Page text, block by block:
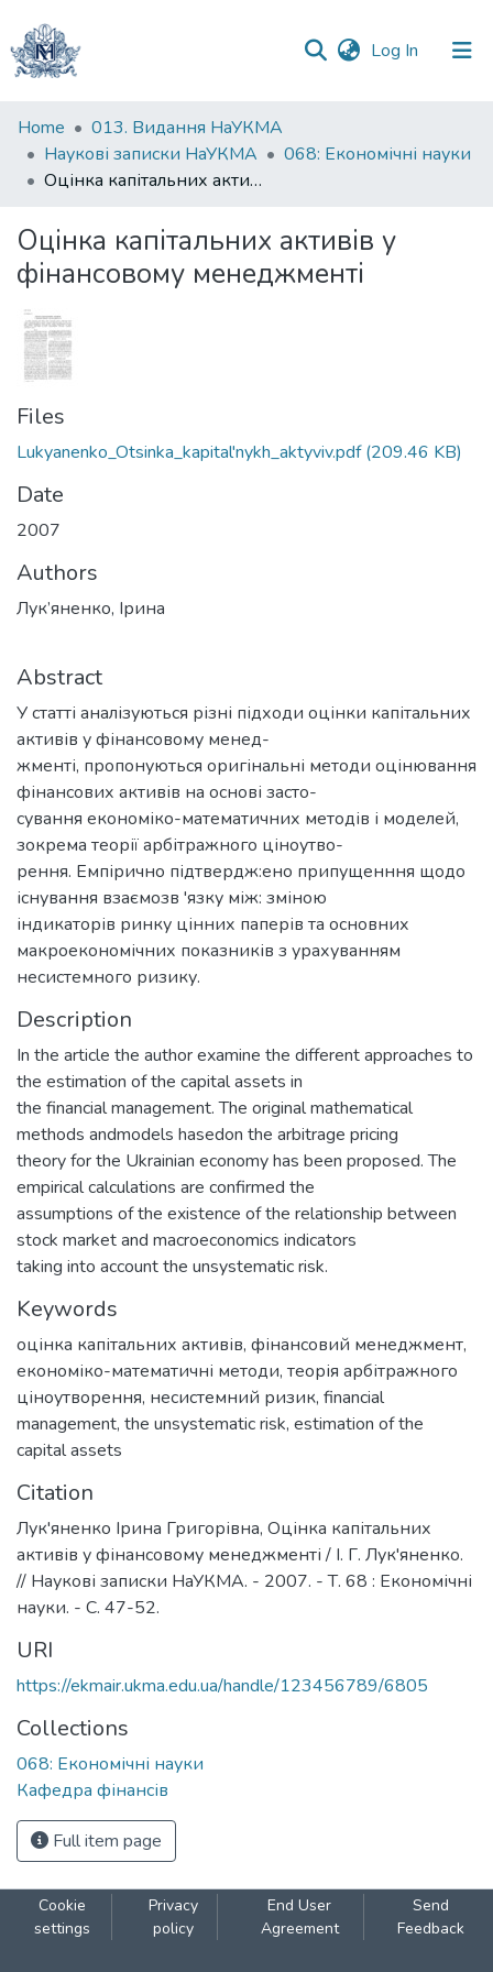
Log In (current)
Communities
&
Collections
Statistics
Home
013. Видання НаУКМА
Наукові записки НаУКМА
068: Економічні науки
Оцінка капітальних активів у фінансовому менеджменті
Оцінка капітальних активів у
фінансовому менеджменті
Files
Lukyanenko_Otsinka_kapital'nykh_aktyviv.pdf(209.46 KB)
Date
2007
Authors
Лук’яненко, Ірина
Abstract
У статті аналізуються різні підходи оцінки капітальних
активів у фінансовому менед-
жменті, пропонуються оригінальні методи оцінювання
фінансових активів на основі засто-
сування економіко-математичних методів і моделей,
зокрема теорії арбітражного ціноутво-
рення. Емпірично підтвердж:ено припущенння щодо
існування взаємозв 'язку між: зміною
індикаторів ринку цінних паперів та основних
макроекономічних показників з урахуванням
несистемного ризику.
Description
In the article the author examine the different approaches to
the estimation of the capital assets in
the financial management. The original mathematical
methods andmodels hasedon the arbitrage pricing
theory for the Ukrainian economy has been proposed. The
empirical calculations are confirmed the
assumptions of the existence of the relationship between
stock market and macroeconomics indicators
taking into account the unsystematic risk.
Keywords
оцінка капітальних активів, фінансовий менеджмент,
економіко-математичні методи, теорія арбітражного
ціноутворення, несистемний ризик, financial
management, the unsystematic risk, estimation of the
capital assets
Citation
Лук'яненко Ірина Григорівна, Оцінка капітальних
активів у фінансовому менеджменті / І. Г. Лук'яненко.
// Наукові записки НаУКМА. - 2007. - Т. 68 : Економічні
науки. - С. 47-52.
URI
https://ekmair.ukma.edu.ua/handle/123456789/6805
Collections
068: Економічні науки
Кафедра фінансів
Full item page
Cookie
settings
Privacy
policy
End User
Agreement
Send
Feedback